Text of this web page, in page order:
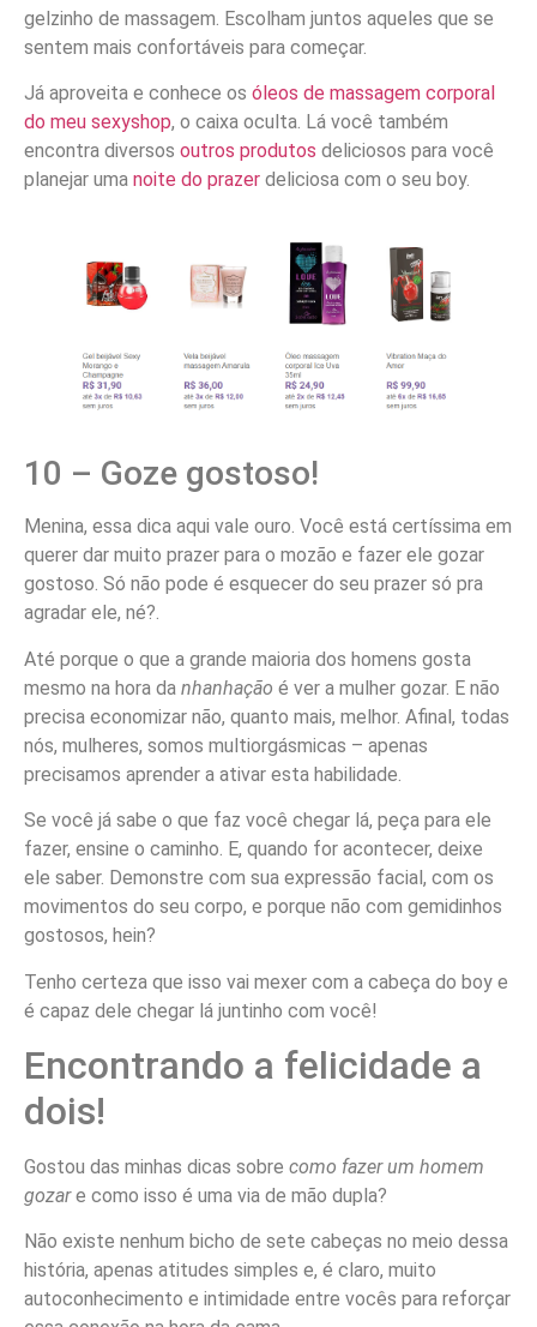
gelzinho de massagem. Escolham juntos aqueles que se
sentem mais confortáveis para começar.
Já aproveita e conhece os óleos de massagem corporal
do meu sexyshop, o caixa oculta. Lá você também
encontra diversos outros produtos deliciosos para você
planejar uma noite do prazer deliciosa com o seu boy.
10 – Goze gostoso!
Menina, essa dica aqui vale ouro. Você está certíssima em
querer dar muito prazer para o mozão e fazer ele gozar
gostoso. Só não pode é esquecer do seu prazer só pra
agradar ele, né?.
Até porque o que a grande maioria dos homens gosta
mesmo na hora da nhanhação é ver a mulher gozar. E não
precisa economizar não, quanto mais, melhor. Afinal, todas
nós, mulheres, somos multiorgásmicas – apenas
precisamos aprender a ativar esta habilidade.
Se você já sabe o que faz você chegar lá, peça para ele
fazer, ensine o caminho. E, quando for acontecer, deixe
ele saber. Demonstre com sua expressão facial, com os
movimentos do seu corpo, e porque não com gemidinhos
gostosos, hein?
Tenho certeza que isso vai mexer com a cabeça do boy e
é capaz dele chegar lá juntinho com você!
Encontrando a felicidade a
dois!
Gostou das minhas dicas sobre como fazer um homem
gozare como isso é uma via de mão dupla?
Não existe nenhum bicho de sete cabeças no meio dessa
história, apenas atitudes simples e, é claro, muito
autoconhecimento e intimidade entre vocês para reforçar